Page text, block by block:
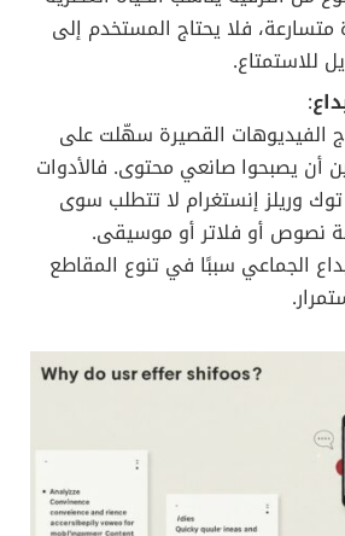
الرقمي السريع. وبالنظر إلى
يتضح أنّ العوامل الآتية تلعب
النوع من الفيديوهات:
إعلان